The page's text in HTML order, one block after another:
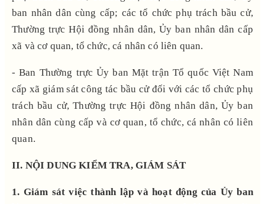
ban nhân dân cùng cấp; các tổ chức phụ trách bầu cử,
Thường trực Hội đồng nhân dân, Ủy ban nhân dân cấp
xã và cơ quan, tổ chức, cá nhân có liên quan.
- Ban Thường trực Ủy ban Mặt trận Tổ quốc Việt Nam
cấp xã giám sát công tác bầu cử đối với các tổ chức phụ
trách bầu cử, Thường trực Hội đồng nhân dân, Ủy ban
nhân dân cùng cấp và cơ quan, tổ chức, cá nhân có liên
quan.
II. NỘI DUNG KIỂM TRA, GIÁM SÁT
1. Giám sát việc thành lập và hoạt động của Ủy ban